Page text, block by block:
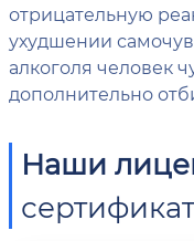
отрицательную
ухудшении
алкоголя человек
дополнительно
Наши